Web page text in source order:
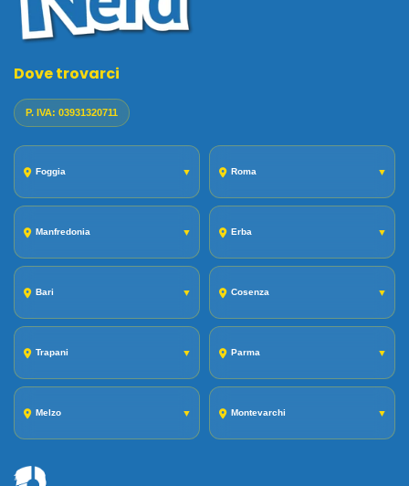
Dove trovarci
P. IVA: 03931320711
Foggia ▼ Roma ▼
Manfredonia ▼ Erba ▼
Bari ▼ Cosenza ▼
Trapani ▼ Parma ▼
Melzo ▼ Montevarchi ▼